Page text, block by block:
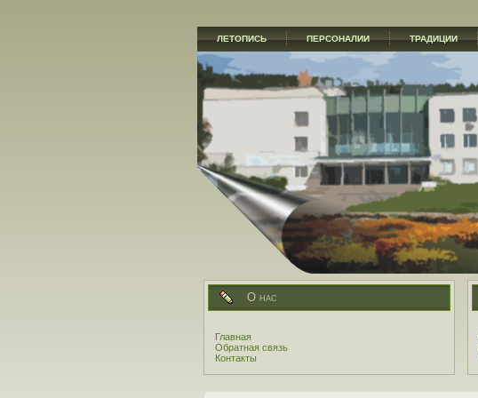
ЛЕТОПИСЬ ПЕРСОНАЛИИ ТРАДИЦИИ
О нас
Главная
Обратная связь
Контакты